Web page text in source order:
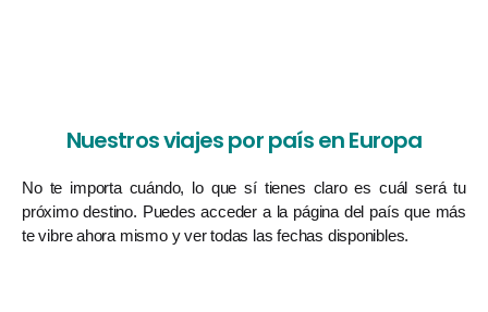
Nuestros viajes por país en Europa
No te importa cuándo, lo que sí tienes claro es cuál será tu
próximo destino. Puedes acceder a la página del país que más
te vibre ahora mismo y ver todas las fechas disponibles.